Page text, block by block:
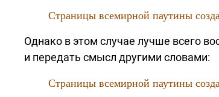
Страницы всемирной паутины
Однако в этом случае лучше всего
и передать смысл другими словами:
Страницы всемирной паутины